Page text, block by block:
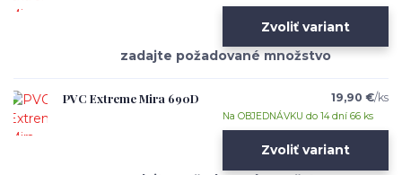
Zvoliť variant
PVC Extreme Mira 690D 19,90 €/ks
Na OBJEDNÁVKU do 14 dní 66 ks
Zvoliť variant